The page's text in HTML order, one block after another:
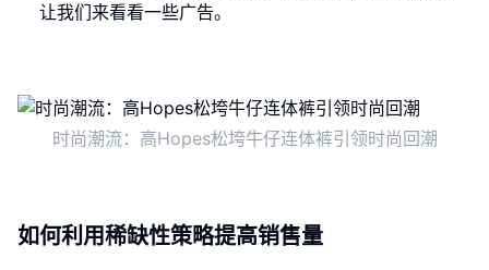
让我们来看看一些广告。
时尚潮流：高Hopes松垮牛仔连体裤引领时尚回潮
如何利用稀缺性策略提高销售量